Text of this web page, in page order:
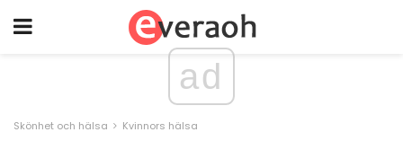
ad
Skönhet och hälsa Kvinnors hälsa